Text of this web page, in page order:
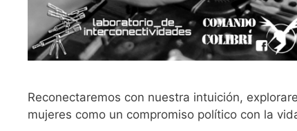
Reconectaremos con nuestra intuición,
mujeres como un compromiso político con la